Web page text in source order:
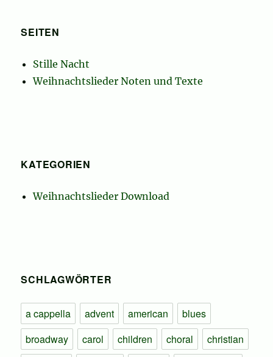
SEITEN
Stille Nacht
Weihnachtslieder Noten und Texte
KATEGORIEN
Weihnachtslieder Download
SCHLAGWÖRTER
a cappella advent american
blues
broadway
carol children choral
christian